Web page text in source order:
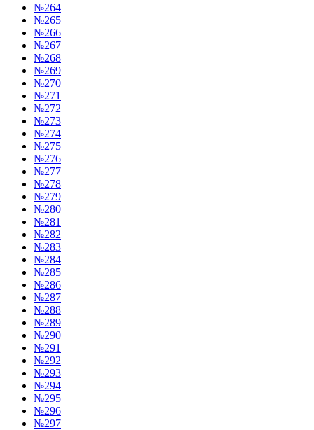
№264
№265
№266
№267
№268
№269
№270
№271
№272
№273
№274
№275
№276
№277
№278
№279
№280
№281
№282
№283
№284
№285
№286
№287
№288
№289
№290
№291
№292
№293
№294
№295
№296
№297